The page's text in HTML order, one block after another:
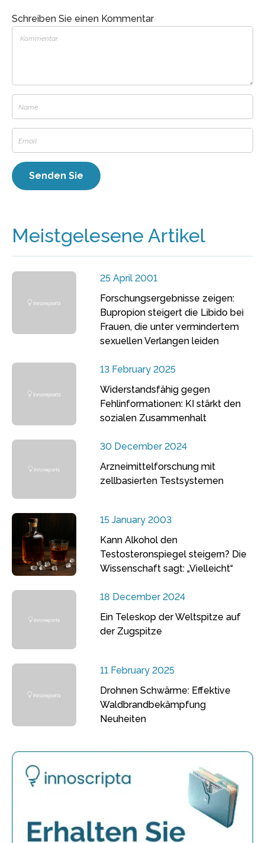
Schreiben Sie einen Kommentar
Meistgelesene Artikel
25 April 2001
Forschungsergebnisse zeigen:
Bupropion steigert die Libido bei
Frauen, die unter vermindertem
sexuellen Verlangen leiden
13 February 2025
Widerstandsfähig gegen
Fehlinformationen: KI stärkt den
sozialen Zusammenhalt
30 December 2024
Arzneimittelforschung mit
zellbasierten Testsystemen
15 January 2003
Kann Alkohol den
Testosteronspiegel steigern? Die
Wissenschaft sagt: „Vielleicht“
18 December 2024
Ein Teleskop der Weltspitze auf
der Zugspitze
11 February 2025
Drohnen Schwärme: Effektive
Waldbrandbekämpfung
Neuheiten